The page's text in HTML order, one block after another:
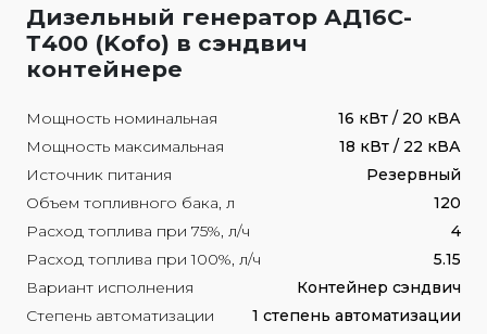
Дизельный генератор АД16С-
Т400 (Kofo) в сэндвич
контейнере
Мощность номинальная
16 кВт / 20 кВА
Мощность максимальная
18 кВт / 22 кВА
Источник питания
Резервный
Объем топливного бака, л
120
Расход топлива при 75%, л/ч
4
Расход топлива при 100%, л/ч
5.15
Вариант исполнения
Контейнер сэндвич
Степень автоматизации
1 степень автоматизации